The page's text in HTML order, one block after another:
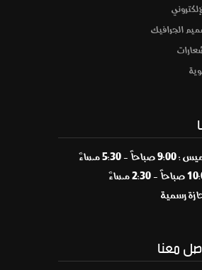
الجرافيك
- 5:30 مساءً
رسمية
معنا